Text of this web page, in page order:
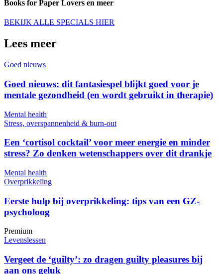
Books for Paper Lovers en meer
BEKIJK ALLE SPECIALS HIER
Lees meer
Goed nieuws
Goed nieuws: dit fantasiespel blijkt goed voor je
mentale gezondheid (en wordt gebruikt in therapie)
Mental health
Stress, overspannenheid & burn-out
Een ‘cortisol cocktail’ voor meer energie en minder
stress? Zo denken wetenschappers over dit drankje
Mental health
Overprikkeling
Eerste hulp bij overprikkeling: tips van een GZ-
psycholoog
Premium
Levenslessen
Vergeet de ‘guilty’: zo dragen guilty pleasures bij
aan ons geluk